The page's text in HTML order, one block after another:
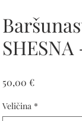
50,00 €Cijena
Veličina *